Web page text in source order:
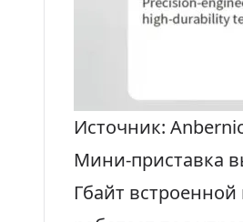
Источник:
Мини-приставка
Гбайт